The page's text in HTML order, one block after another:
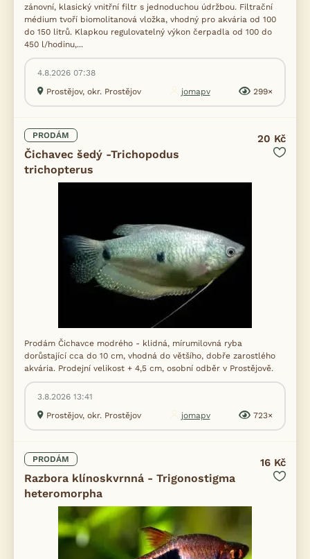
zánovní, klasický vnitřní filtr s jednoduchou údržbou. Filtrační
médium tvoří biomolitanová vložka, vhodný pro akvária od 100
do 150 litrů. Klapkou regulovatelný výkon čerpadla od 100 do
450 l/hodinu,...
4.8.2026 07:38
Prostějov, okr. Prostějov
jomapv 299×
PRODÁM
Čichavec šedý -Trichopodus
trichopterus
20 Kč
Prodám Čichavce modrého - klidná, mírumilovná ryba
dorůstající cca do 10 cm, vhodná do většího, dobře zarostlého
akvária. Prodejní velikost + 4,5 cm, osobní odběr v Prostějově.
3.8.2026 13:41
Prostějov, okr. Prostějov
jomapv 723×
PRODÁM
Razbora klínoskvrnná - Trigonostigma
heteromorpha
16 Kč